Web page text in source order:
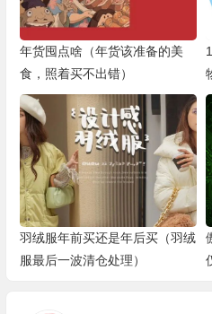
年货囤点啥（年货该准备的美
食，照着买不出错）
羽绒服年前买还是年后买（羽绒
服最后一波清仓处理）